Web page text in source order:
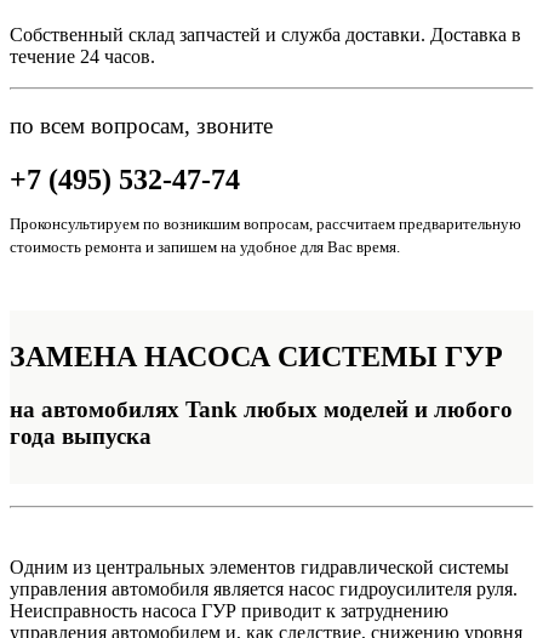
Собственный склад запчастей и служба доставки. Доставка в
течение 24 часов.
по всем вопросам, звоните
+7 (495) 532-47-74
Проконсультируем по возникшим вопросам, рассчитаем предварительную
стоимость ремонта и запишем на удобное для Вас время.
ЗАМЕНА НАСОСА СИСТЕМЫ ГУР
на автомобилях Tank любых моделей и любого
года выпуска
Одним из центральных элементов гидравлической системы
управления автомобиля является насос гидроусилителя руля.
Неисправность насоса ГУР приводит к затруднению
управления автомобилем и, как следствие, снижению уровня